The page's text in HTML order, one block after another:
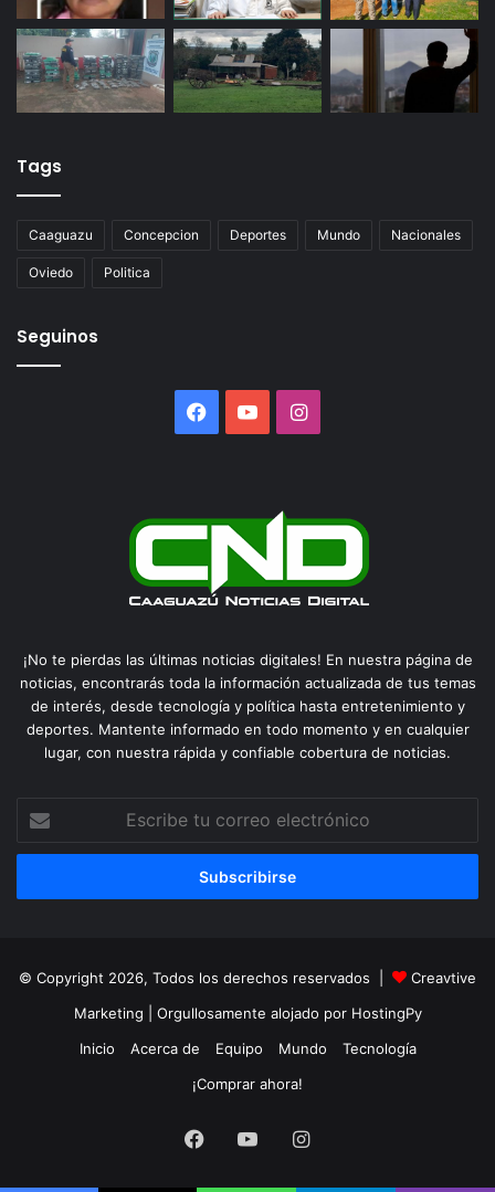
Tags
Caaguazu Concepcion Deportes Mundo Nacionales
Oviedo Politica
Seguinos
Facebook
YouTubeInstagram
¡No te pierdas las últimas noticias digitales! En nuestra página de
noticias, encontrarás toda la información actualizada de tus temas
de interés, desde tecnología y política hasta entretenimiento y
deportes. Mantente informado en todo momento y en cualquier
lugar, con nuestra rápida y confiable cobertura de noticias.
correo
© Copyright 2026, Todos los derechos reservados |
Creavtive
Marketing | Orgullosamente alojado por HostingPy
Inicio
Acerca de Equipo Mundo
Tecnología
¡Comprar ahora!
Facebook
YouTubeInstagram